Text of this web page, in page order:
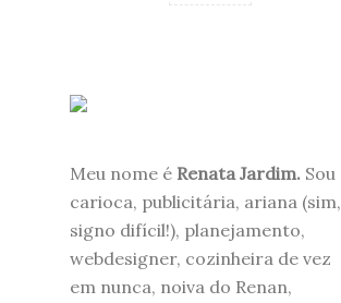
Meu nome é Renata Jardim. Sou
carioca, publicitária, ariana (sim,
signo difícil!), planejamento,
webdesigner, cozinheira de vez
em nunca, noiva do Renan,